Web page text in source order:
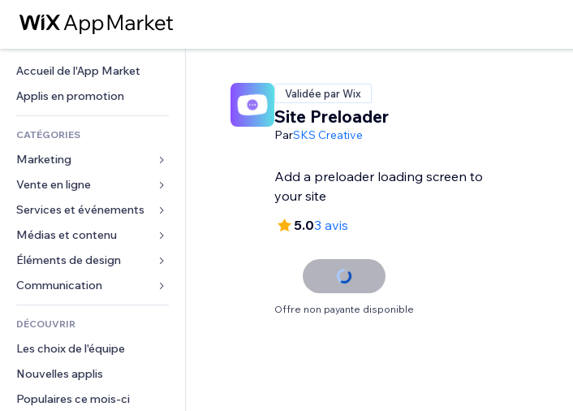
Accueil de l'App Market
Applis en promotion
CATÉGORIES
Marketing
Publicités
Mobile
Données analytiques
Réseaux sociaux
Classement de sites
E-mail
Vente en ligne
Applis pour les boutiques
Expédition et livraison
Boutons Vente
Comptabilité
Coupons et fidélisation
Solutions d'entreposage
Services et événements
Hôtels
Événements
Restaurants
Immobilier
Réservations
Médias et contenu
Galerie
Musique
Podcasts
Photographie
Vidéo
PDF
Partage de fichiers
Éléments de design
Cartes et navigation
Confidentialité
Horloge
Modèles de pages
Effets sur images
Boutons et menus
Formulaires
Sondages
Chat
Commentaires
DÉCOUVRIR
Les choix de l'équipe
Nouvelles applis
Populaires ce mois‑ci
Validée par Wix
Site Preloader
ParSKS Creative
Add a preloader loading screen to
your site
5.03 avis
Offre non payante disponible